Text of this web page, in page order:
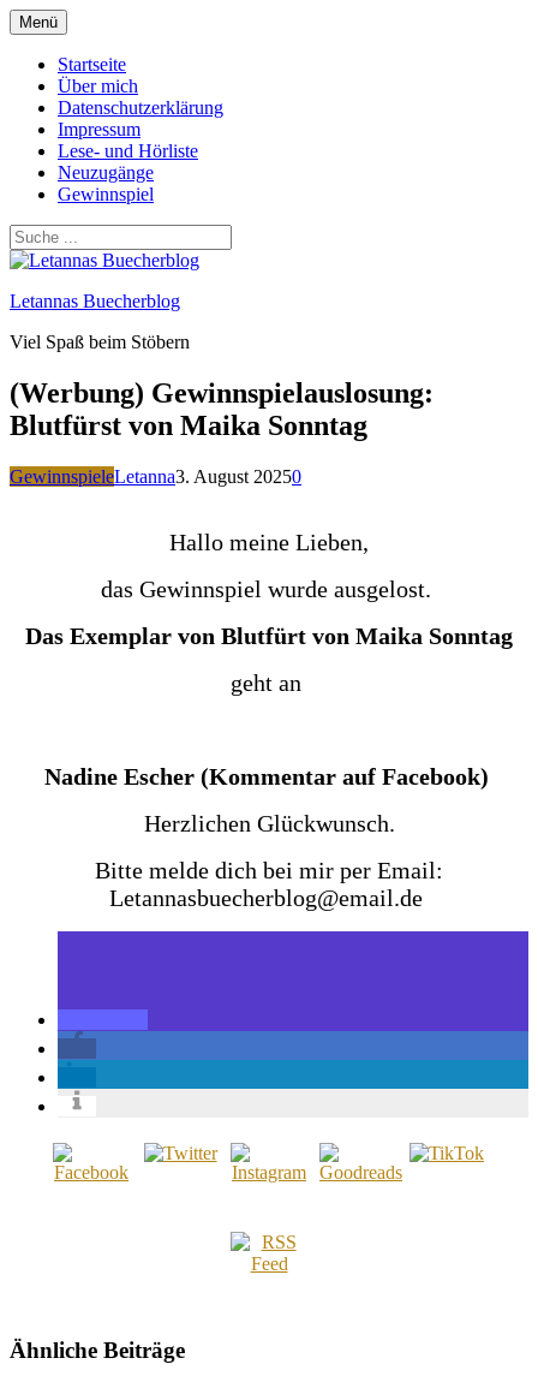
Zum
Inhalt
springen
Menü
Startseite
Über mich
Datenschutzerklärung
Impressum
Lese- und Hörliste
Neuzugänge
Gewinnspiel
Letannas Buecherblog
Viel Spaß beim Stöbern
(Werbung) Gewinnspielauslosung:
Blutfürst von Maika Sonntag
GewinnspieleLetanna3. August 20250
Hallo meine Lieben,
das Gewinnspiel wurde ausgelost.
Das Exemplar von Blutfürt von Maika Sonntag
geht an
Nadine Escher (Kommentar auf Facebook)
Herzlichen Glückwunsch.
Bitte melde dich bei mir per Email:
Letannasbuecherblog@email.de
Ähnliche Beiträge